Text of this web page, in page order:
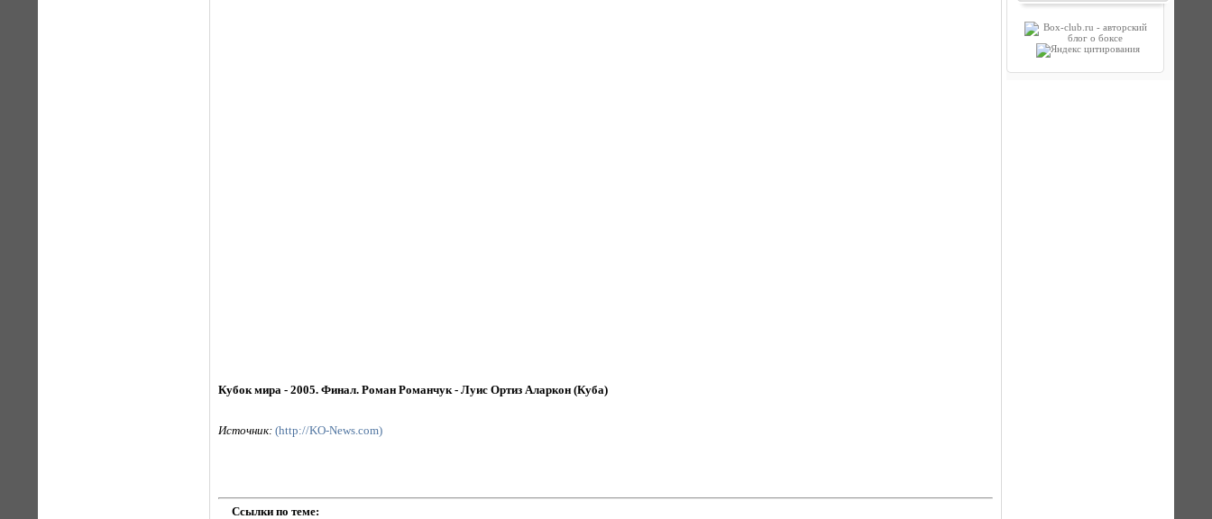
Кубок мира - 2005. Финал. Роман Романчук - Луис Ортиз Аларкон (Куба)
Источник: (http://KO-News.com)
Ссылки по теме: